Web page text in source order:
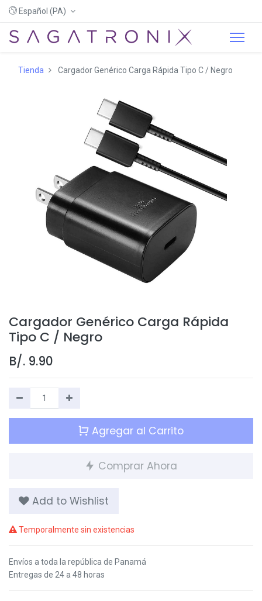
Español (PA)
Tienda Cargador Genérico Carga Rápida Tipo C / Negro
Cargador Genérico Carga Rápida
Tipo C / Negro
B/. 9.90
Agregar al Carrito
Comprar Ahora
Add to Wishlist
Temporalmente sin existencias
Envíos a toda la república de Panamá
Entregas de 24 a 48 horas